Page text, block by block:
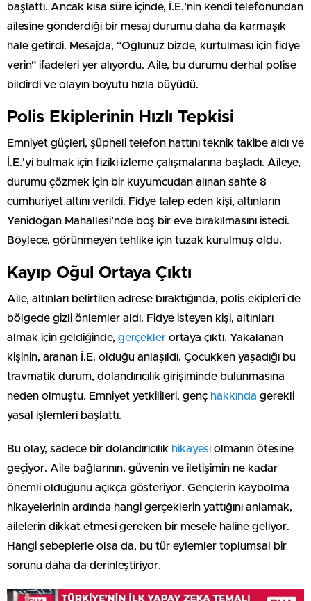
başlattı. Ancak kısa süre içinde, İ.E.’nin kendi telefonundan
ailesine gönderdiği bir mesaj durumu daha da karmaşık
hale getirdi. Mesajda, “Oğlunuz bizde, kurtulması için fidye
verin” ifadeleri yer alıyordu. Aile, bu durumu derhal polise
bildirdi ve olayın boyutu hızla büyüdü.
Polis Ekiplerinin Hızlı Tepkisi
Emniyet güçleri, şüpheli telefon hattını teknik takibe aldı ve
İ.E.’yi bulmak için fiziki izleme çalışmalarına başladı. Aileye,
durumu çözmek için bir kuyumcudan alınan sahte 8
cumhuriyet altını verildi. Fidye talep eden kişi, altınların
Yenidoğan Mahallesi’nde boş bir eve bırakılmasını istedi.
Böylece, görünmeyen tehlike için tuzak kurulmuş oldu.
Kayıp Oğul Ortaya Çıktı
Aile, altınları belirtilen adrese bıraktığında, polis ekipleri de
bölgede gizli önlemler aldı. Fidye isteyen kişi, altınları
almak için geldiğinde, gerçekler ortaya çıktı. Yakalanan
kişinin, aranan İ.E. olduğu anlaşıldı. Çocukken yaşadığı bu
travmatik durum, dolandırıcılık girişiminde bulunmasına
neden olmuştu. Emniyet yetkilileri, genç hakkında gerekli
yasal işlemleri başlattı.
Bu olay, sadece bir dolandırıcılık hikayesi olmanın ötesine
geçiyor. Aile bağlarının, güvenin ve iletişimin ne kadar
önemli olduğunu açıkça gösteriyor. Gençlerin kaybolma
hikayelerinin ardında hangi gerçeklerin yattığını anlamak,
ailelerin dikkat etmesi gereken bir mesele haline geliyor.
Hangi sebeplerle olsa da, bu tür eylemler toplumsal bir
sorunu daha da derinleştiriyor.